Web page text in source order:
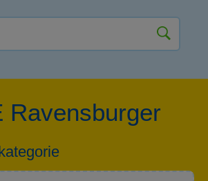
Ravensburger